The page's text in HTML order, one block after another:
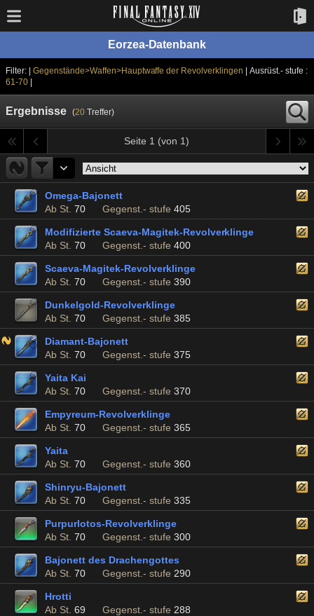
Eorzea-Datenbank
Filter: | Gegenstände>Waffen>Hauptwaffe der Revolverklingen
| Ausrüst.- stufe :
61-70|
Ergebnisse (20Treffer)
Seite 1 (von 1)
Omega-Bajonett
Ab St. 70 Gegenst.- stufe 405
Modifizierte Scaeva-Magitek-Revolverklinge
Ab St. 70 Gegenst.- stufe 400
Scaeva-Magitek-Revolverklinge
Ab St. 70 Gegenst.- stufe 390
Dunkelgold-Revolverklinge
Ab St. 70 Gegenst.- stufe 385
Diamant-Bajonett
Ab St. 70 Gegenst.- stufe 375
Yaita Kai
Ab St. 70 Gegenst.- stufe 370
Empyreum-Revolverklinge
Ab St. 70 Gegenst.- stufe 365
Yaita
Ab St. 70 Gegenst.- stufe 360
Shinryu-Bajonett
Ab St. 70 Gegenst.- stufe 335
Purpurlotos-Revolverklinge
Ab St. 70 Gegenst.- stufe 300
Bajonett des Drachengottes
Ab St. 70 Gegenst.- stufe 290
Hrotti
Ab St. 69 Gegenst.- stufe 288